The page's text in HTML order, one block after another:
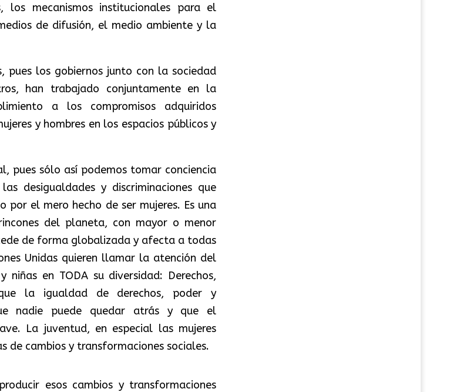
mecanismos institucionales para el
de difusión, el medio ambiente y la
pues los gobiernos junto con la sociedad
han trabajado conjuntamente en la
a los compromisos adquiridos
y hombres en los espacios públicos y
pues sólo así podemos tomar conciencia
desigualdades y discriminaciones que
el mero hecho de ser mujeres. Es una
del planeta, con mayor o menor
de forma globalizada y afecta a todas
Unidas quieren llamar la atención del
en TODA su diversidad: Derechos,
la igualdad de derechos, poder y
nadie puede quedar atrás y que el
La juventud, en especial las mujeres
de cambios y transformaciones sociales.
esos cambios y transformaciones